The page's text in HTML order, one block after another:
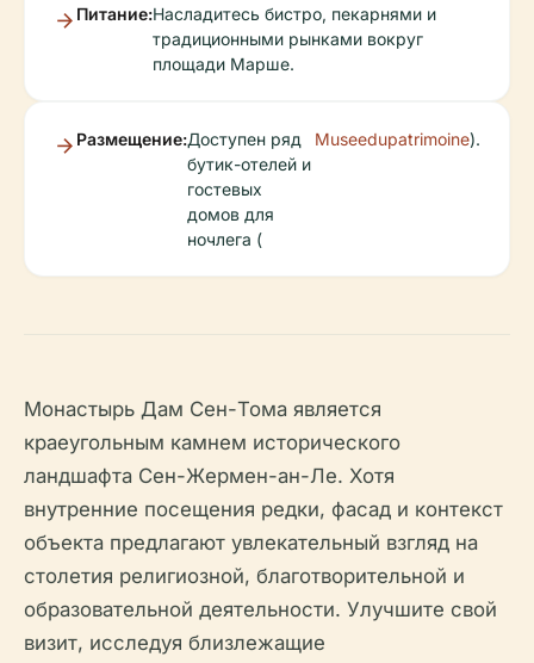
Питание:Насладитесь бистро, пекарнями и
традиционными рынками вокруг
площади Марше.
Размещение:Доступен ряд
бутик-отелей и
гостевых
домов для
ночлега (
Museedupatrimoine).
Монастырь Дам Сен-Тома является
краеугольным камнем исторического
ландшафта Сен-Жермен-ан-Ле. Хотя
внутренние посещения редки, фасад и контекст
объекта предлагают увлекательный взгляд на
столетия религиозной, благотворительной и
образовательной деятельности. Улучшите свой
визит, исследуя близлежащие